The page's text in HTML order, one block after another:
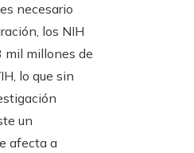
necesario
los NIH
mil millones de
lo que sin
un
afecta a